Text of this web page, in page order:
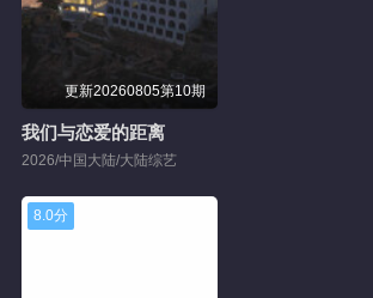
更新20260805第10期
我们与恋爱的距离
2026/中国大陆/大陆综艺
8.0分